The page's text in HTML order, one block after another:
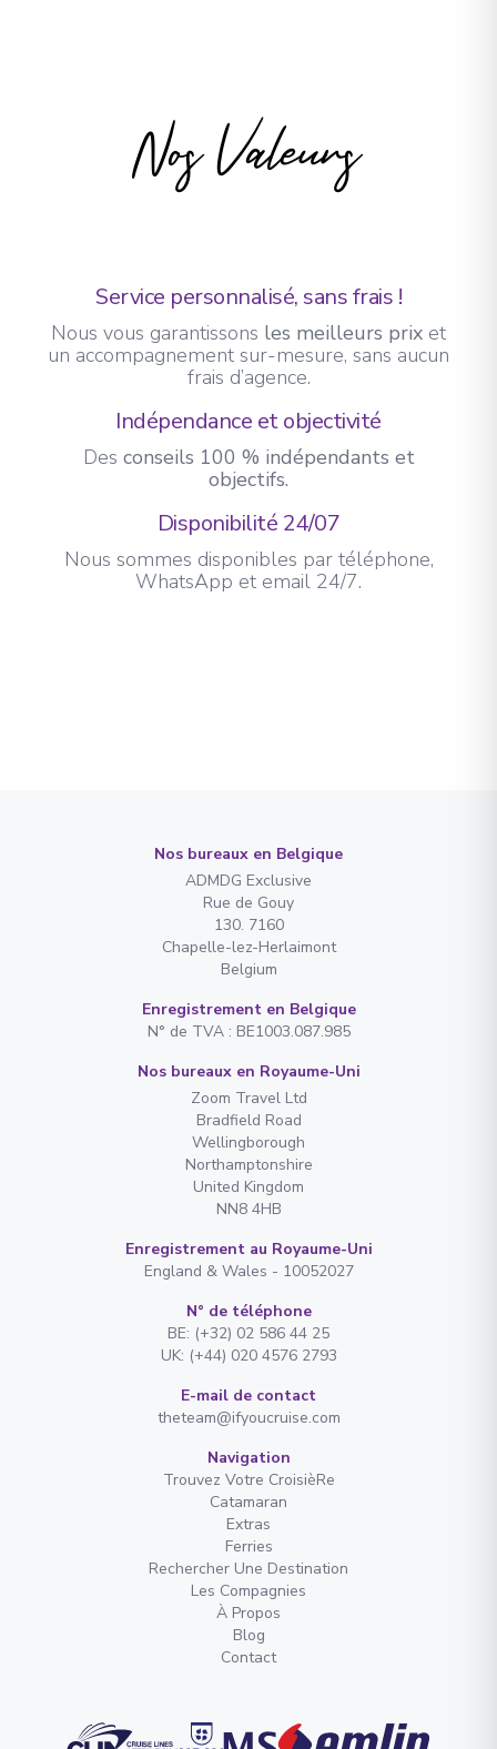
Nos Valeurs
Service personnalisé, sans frais !
Nous vous garantissons les meilleurs prix et
un accompagnement sur-mesure, sans aucun
frais d’agence.
Indépendance et objectivité
Des conseils 100 % indépendants et
objectifs.
Disponibilité 24/07
Nous sommes disponibles par téléphone,
WhatsApp et email 24/7.
Nos bureaux en Belgique
ADMDG Exclusive
Rue de Gouy
130. 7160
Chapelle-lez-Herlaimont
Belgium
Enregistrement en Belgique
N° de TVA : BE1003.087.985
Nos bureaux en Royaume-Uni
Zoom Travel Ltd
Bradfield Road
Wellingborough
Northamptonshire
United Kingdom
NN8 4HB
Enregistrement au Royaume-Uni
England & Wales - 10052027
N° de téléphone
BE: (+32) 02 586 44 25
UK: (+44) 020 4576 2793
E-mail de contact
theteam@ifyoucruise.com
Navigation
Trouvez Votre CroisièRe
Catamaran
Extras
Ferries
Rechercher Une Destination
Les Compagnies
À Propos
Blog
Contact